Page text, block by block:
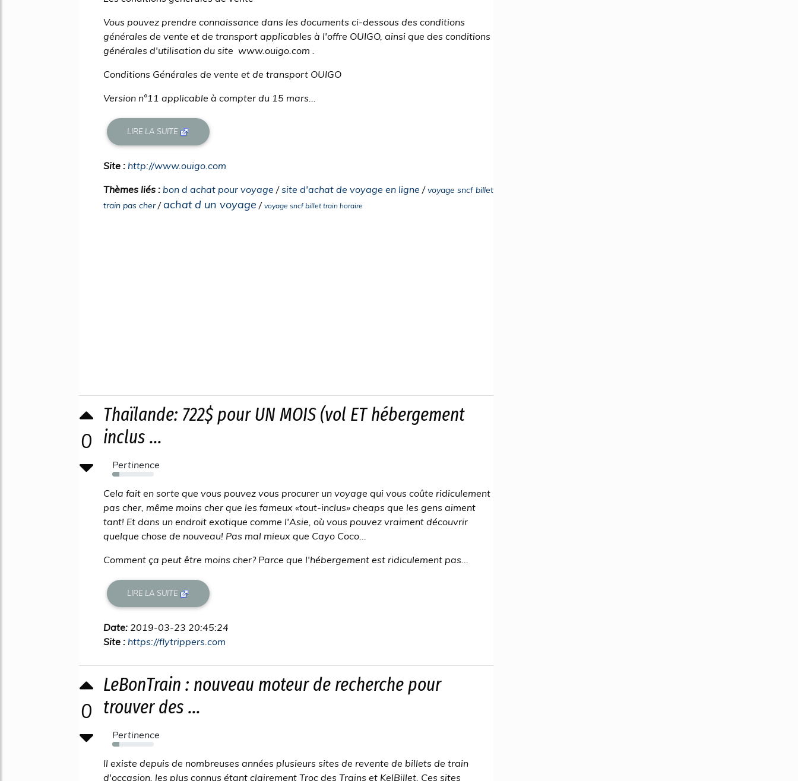
Vous pouvez prendre connaissance dans les documents ci-dessous des conditions
générales de vente et de transport applicables à l'offre OUIGO, ainsi que des conditions
générales d'utilisation du site www.ouigo.com .
Conditions Générales de vente et de transport OUIGO
Version n°11 applicable à compter du 15 mars...
LIRE LA SUITE
Site : http://www.ouigo.com
Thèmes liés : bon d achat pour voyage /site d'achat de voyage en ligne /voyage sncf billet
train pas cher/achat d un voyage / voyage sncf billet train horaire
0
Thaïlande: 722$ pour UN MOIS (vol ET hébergement
inclus ...
Pertinence
17%
Cela fait en sorte que vous pouvez vous procurer un voyage qui vous coûte ridiculement
pas cher, même moins cher que les fameux «tout-inclus» cheaps que les gens aiment
tant! Et dans un endroit exotique comme l'Asie, où vous pouvez vraiment découvrir
quelque chose de nouveau! Pas mal mieux que Cayo Coco...
Comment ça peut être moins cher? Parce que l'hébergement est ridiculement pas...
LIRE LA SUITE
Date: 2019-03-23 20:45:24
Site : https://flytrippers.com
0
LeBonTrain : nouveau moteur de recherche pour
trouver des ...
Pertinence
17%
Il existe depuis de nombreuses années plusieurs sites de revente de billets de train
d'occasion, les plus connus étant clairement Troc des Trains et KelBillet. Ces sites